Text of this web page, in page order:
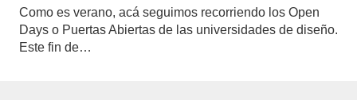
Como es verano, acá seguimos recorriendo los Open
Days o Puertas Abiertas de las universidades de diseño.
Este fin de…